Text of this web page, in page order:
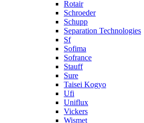
Rotair
Schroeder
Schupp
Separation Technologies
Sf
Sofima
Sofrance
Stauff
Sure
Taisei Kogyo
Ufi
Uniflux
Vickers
Wismet